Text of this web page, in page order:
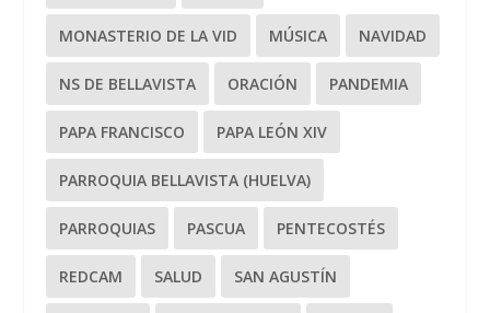
MONASTERIO DE LA VID MÚSICA NAVIDAD
NS DE BELLAVISTA ORACIÓN PANDEMIA
PAPA FRANCISCO PAPA LEÓN XIV
PARROQUIA BELLAVISTA (HUELVA)
PARROQUIAS PASCUA PENTECOSTÉS
REDCAM SALUD SAN AGUSTÍN